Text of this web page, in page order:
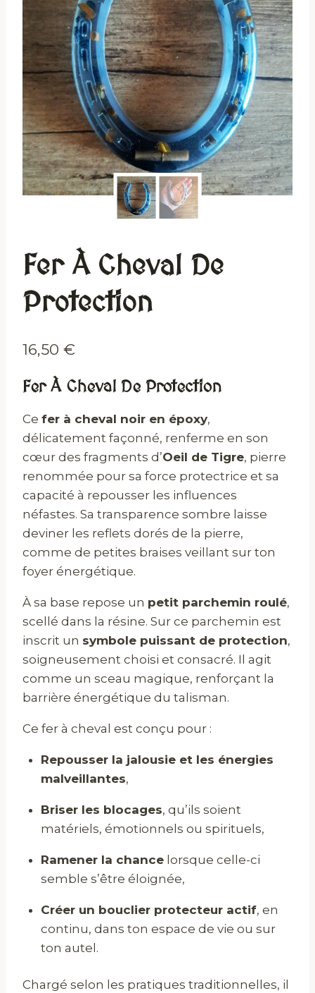
Fer À Cheval De
Protection
16,50 €
Fer À Cheval De Protection
Ce fer à cheval noir en époxy,
délicatement façonné, renferme en son
cœur des fragments d’Oeil de Tigre, pierre
renommée pour sa force protectrice et sa
capacité à repousser les influences
néfastes. Sa transparence sombre laisse
deviner les reflets dorés de la pierre,
comme de petites braises veillant sur ton
foyer énergétique.
À sa base repose un petit parchemin roulé,
scellé dans la résine. Sur ce parchemin est
inscrit un symbole puissant de protection,
soigneusement choisi et consacré. Il agit
comme un sceau magique, renforçant la
barrière énergétique du talisman.
Ce fer à cheval est conçu pour :
Repousser la jalousie et les énergies
malveillantes,
Briser les blocages, qu’ils soient
matériels, émotionnels ou spirituels,
Ramener la chancelorsque celle-ci
semble s’être éloignée,
Créer un bouclier protecteur actif, en
continu, dans ton espace de vie ou sur
ton autel.
Chargé selon les pratiques traditionnelles, il